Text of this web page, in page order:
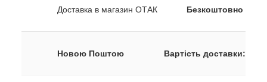
Доставка в магазин ОТАК Безкоштовно
Новою Поштою Вартість доставки: